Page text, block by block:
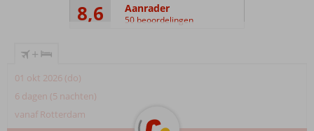
8,6 Aanrader
50 beoordelingen
+
01 okt 2026 (do)
6 dagen (5 nachten)
vanaf Rotterdam